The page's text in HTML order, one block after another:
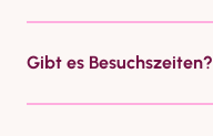
Gibt es Besuchszeiten?